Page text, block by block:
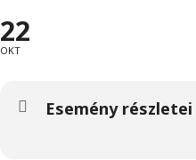
22
OKT
Esemény részletei